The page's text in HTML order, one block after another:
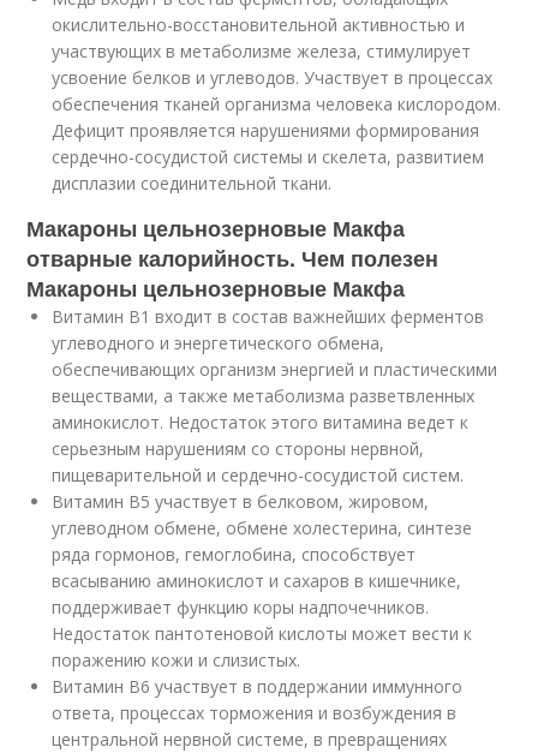
окислительно-восстановительной активностью и
участвующих в метаболизме железа, стимулирует
усвоение белков и углеводов. Участвует в процессах
обеспечения тканей организма человека кислородом.
Дефицит проявляется нарушениями формирования
сердечно-сосудистой системы и скелета, развитием
дисплазии соединительной ткани.
Макароны цельнозерновые Макфа
отварные калорийность. Чем полезен
Макароны цельнозерновые Макфа
Витамин В1 входит в состав важнейших ферментов
углеводного и энергетического обмена,
обеспечивающих организм энергией и пластическими
веществами, а также метаболизма разветвленных
аминокислот. Недостаток этого витамина ведет к
серьезным нарушениям со стороны нервной,
пищеварительной и сердечно-сосудистой систем.
Витамин В5 участвует в белковом, жировом,
углеводном обмене, обмене холестерина, синтезе
ряда гормонов, гемоглобина, способствует
всасыванию аминокислот и сахаров в кишечнике,
поддерживает функцию коры надпочечников.
Недостаток пантотеновой кислоты может вести к
поражению кожи и слизистых.
Витамин В6 участвует в поддержании иммунного
ответа, процессах торможения и возбуждения в
центральной нервной системе, в превращениях